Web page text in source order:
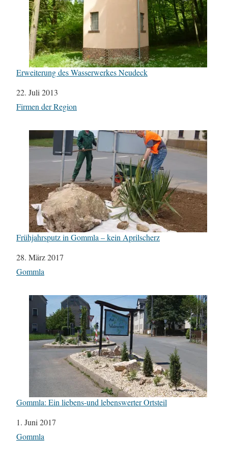
Erweiterung des Wasserwerkes Neudeck
Datum
22. Juli 2013
In Bezug auf
Firmen der Region
Frühjahrsputz in Gommla – kein Aprilscherz
Datum
28. März 2017
In Bezug auf
Gommla
Gommla: Ein liebens-und lebenswerter Ortsteil
Datum
1. Juni 2017
In Bezug auf
Gommla